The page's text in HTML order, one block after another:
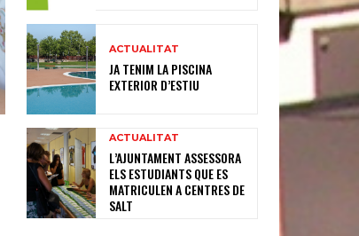
ACTUALITAT
JA TENIM LA PISCINA
EXTERIOR D’ESTIU
ACTUALITAT
L’AJUNTAMENT ASSESSORA
ELS ESTUDIANTS QUE ES
MATRICULEN A CENTRES DE
SALT